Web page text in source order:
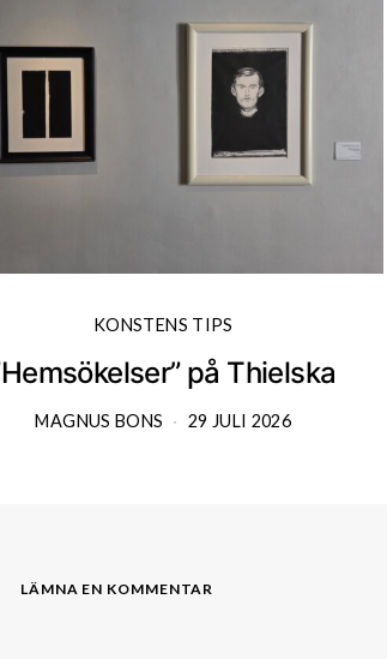
KONSTENS TIPS
på Thielska
MAGNUS BONS 29 JULI 2026
LÄMNA EN KOMMENTAR